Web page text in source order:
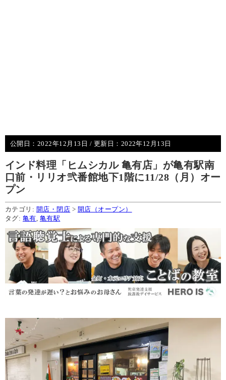
公開日： 2022年12月13日 / 更新日： 2022年12月13日
インド料理「ヒムシカル 亀有店」が亀有駅南
口前・リリオ弐番館地下1階に11/28（月）オー
プン
カテゴリ: 開店・閉店 > 開店（オープン）
タグ: 亀有 亀有駅